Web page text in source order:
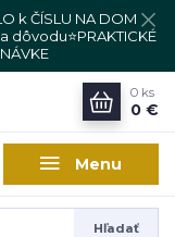
k ČÍSLU NA DOM
dôvodu⭐PRAKTICKÉ
Menu
Hľadať
0 ks
0 €